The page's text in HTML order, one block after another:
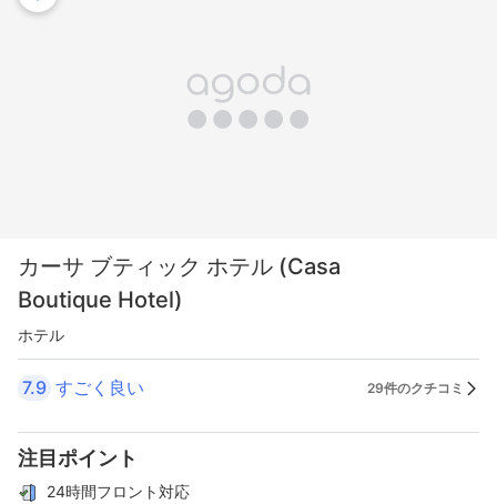
カーサ ブティック ホテル (Casa
Boutique Hotel)
ホテル
7.9 すごく良い 29件のクチコミ
注目ポイント
24時間フロント対応